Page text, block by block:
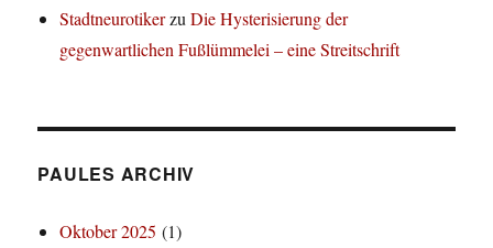
StadtneurotikerzuDie Hysterisierung der
gegenwartlichen Fußlümmelei – eine Streitschrift
PAULES ARCHIV
Oktober 2025 (1)